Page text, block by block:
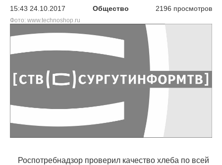
15:43 24.10.2017 Общество 2196 просмотров
Фото: www.technoshop.ru
Роспотребнадзор проверил качество хлеба по всей